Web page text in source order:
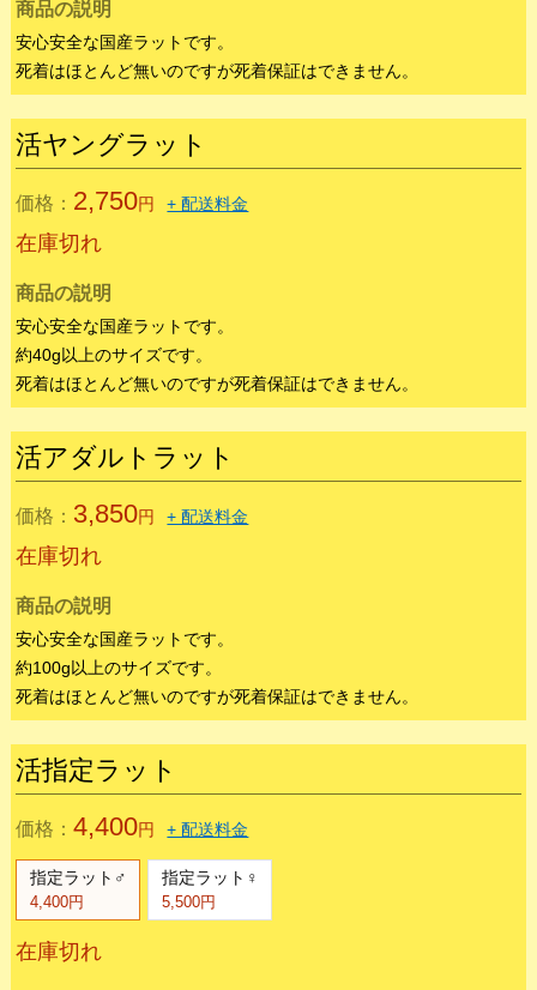
活ピンクラット
価格：1,650円 + 配送料金
1,650円 3,300円
在庫切れ
商品の説明
安心安全な国産ラットです。
活ヤングラット
価格： 2,750 + 配送料金
在庫切れ
商品の説明
安心安全な国産ラットです。
約40g以上のサイズです。
活アダルトラット
価格：3,850
在庫切れ
商品の説明
安心安全な国産ラットです。
約100g以上のサイズです。
死着はほとんど無いのですが死着保証はできません。